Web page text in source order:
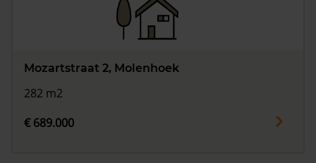
Mozartstraat 2, Molenhoek
282 m2
€ 689.000